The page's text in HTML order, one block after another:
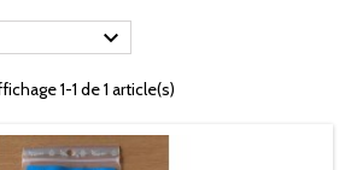

1-1 de 1 article(s)